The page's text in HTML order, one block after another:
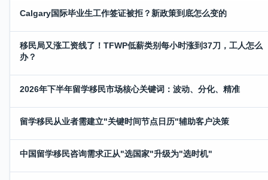
Calgary国际毕业生工作签证被拒？新政策到底怎么变的
移民局又涨工资线了！TFWP低薪类别每小时涨到37刀，工人怎么
办？
2026年下半年留学移民市场核心关键词：波动、分化、精准
留学移民从业者需建立"关键时间节点日历"辅助客户决策
中国留学移民咨询需求正从"选国家"升级为"选时机"